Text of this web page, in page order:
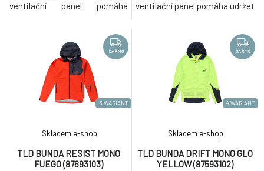
ventilační panel pomáhá
efektivně i při nošení batohu.
Mikro fleecu textilní obojek
podšívka pro pohodlí. Přední zip
uzavření s YKK zip podpořena
windproof flap. Všechn
ventilační panel pomáhá udržet
při nošení batohu. Mikro fleecu
textilní obojek podšívka pro
pohodlí. Přední zip uzavření s
YKK zip podpořena windproof
flap. Všechn
5 WARIANT
DARMO
TLD BUNDA RESIST MONO
FUEGO (87693103)
Skladem e-shop
4 WARIANT
DARMO
TLD BUNDA DRIFT MONO GLO
YELLOW (87593102)
Skladem e-shop